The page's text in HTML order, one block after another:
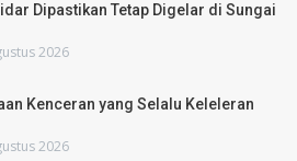
Dipastikan Tetap Digelar di Sungai
2026
Kenceran yang Selalu Keleleran
2026